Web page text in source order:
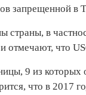
запрещенной в
страны, в
отмечают, что
9 из
что в 2017